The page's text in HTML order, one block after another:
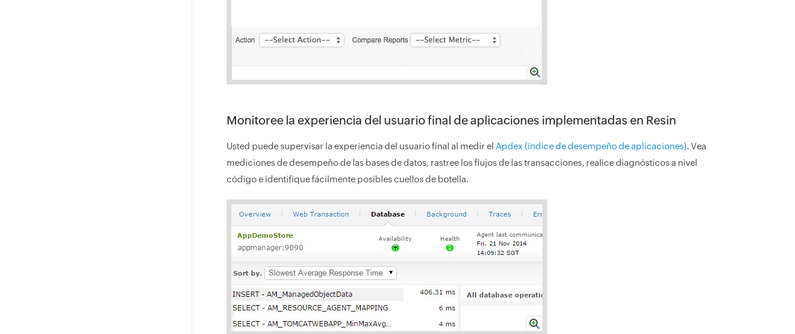
Monitoree la experiencia del usuario final de aplicaciones implementadas en Resin
Usted puede supervisar la experiencia del usuario final al medir el Apdex (índice de desempeño de aplicaciones). Vea
mediciones de desempeño de las bases de datos, rastree los flujos de las transacciones, realice diagnósticos a nivel
código e identifique fácilmente posibles cuellos de botella.